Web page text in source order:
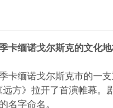
卡缅诺戈尔斯克的文化
卡缅诺戈尔斯克市的一
方》拉开了首演帷幕
名字命名。